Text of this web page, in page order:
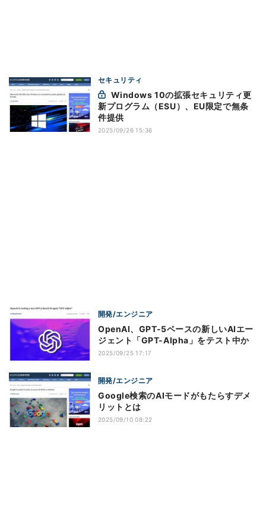
セキュリティ
新プログラム（ESU）、EU限定で無条
件提供
2025/09/26 15:36
開発/エンジニア
OpenAI、GPT-5ベースの新しいAIエー
ジェント「GPT-Alpha」をテスト中か
2025/09/25 17:17
開発/エンジニア
Google検索のAIモードがもたらすデメ
リットとは
2025/09/10 08:22